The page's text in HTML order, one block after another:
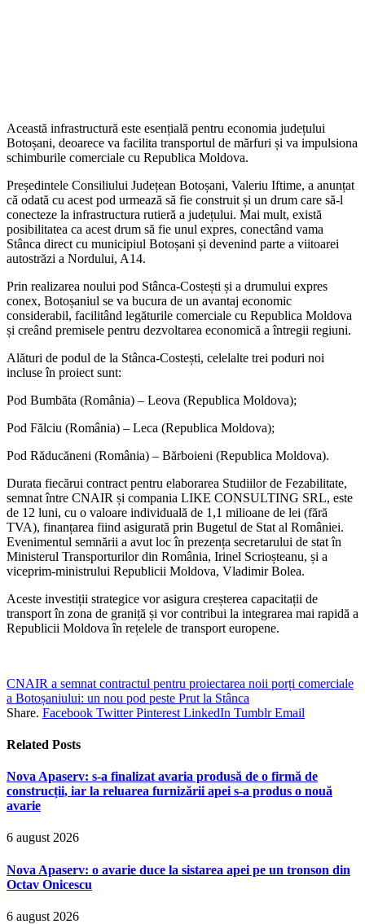
Această infrastructură este esențială pentru economia județului
Botoșani, deoarece va facilita transportul de mărfuri și va impulsiona
schimburile comerciale cu Republica Moldova.
Președintele Consiliului Județean Botoșani, Valeriu Iftime, a anunțat
că odată cu acest pod urmează să fie construit și un drum care să-l
conecteze la infrastructura rutieră a județului. Mai mult, există
posibilitatea ca acest drum să fie unul expres, conectând vama
Stânca direct cu municipiul Botoșani și devenind parte a viitoarei
autostrăzi a Nordului, A14.
Prin realizarea noului pod Stânca-Costești și a drumului expres
conex, Botoșaniul se va bucura de un avantaj economic
considerabil, facilitând legăturile comerciale cu Republica Moldova
și creând premisele pentru dezvoltarea economică a întregii regiuni.
Alături de podul de la Stânca-Costești, celelalte trei poduri noi
incluse în proiect sunt:
Pod Bumbăta (România) – Leova (Republica Moldova);
Pod Fălciu (România) – Leca (Republica Moldova);
Pod Răducăneni (România) – Bărboieni (Republica Moldova).
Durata fiecărui contract pentru elaborarea Studiilor de Fezabilitate,
semnat între CNAIR și compania LIKE CONSULTING SRL, este
de 12 luni, cu o valoare individuală de 1,1 milioane de lei (fără
TVA), finanțarea fiind asigurată prin Bugetul de Stat al României.
Evenimentul semnării a avut loc în prezența secretarului de stat în
Ministerul Transporturilor din România, Irinel Scrioșteanu, și a
viceprim-ministrului Republicii Moldova, Vladimir Bolea.
Aceste investiții strategice vor asigura creșterea capacitații de
transport în zona de graniță și vor contribui la integrarea mai rapidă a
Republicii Moldova în rețelele de transport europene.
CNAIR a semnat contractul pentru proiectarea noii porți comerciale
a Botoșaniului: un nou pod peste Prut la Stânca
Share. Facebook Twitter Pinterest LinkedIn Tumblr Email
Related Posts
Nova Apaserv: s-a finalizat avaria produsă de o firmă de
construcții, iar la reluarea furnizării apei s-a produs o nouă
avarie
6 august 2026
Nova Apaserv: o avarie duce la sistarea apei pe un tronson din
Octav Onicescu
6 august 2026